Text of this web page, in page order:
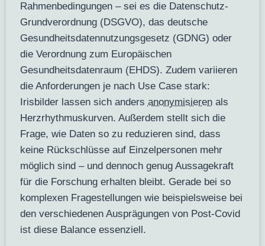
Rahmenbedingungen – sei es die Datenschutz-
Grundverordnung (DSGVO), das deutsche
Gesundheitsdatennutzungsgesetz (GDNG) oder
die Verordnung zum Europäischen
Gesundheitsdatenraum (EHDS). Zudem variieren
die Anforderungen je nach Use Case stark:
Irisbilder lassen sich anders anonymisierenals
Herzrhythmuskurven. Außerdem stellt sich die
Frage, wie Daten so zu reduzieren sind, dass
keine Rückschlüsse auf Einzelpersonen mehr
möglich sind – und dennoch genug Aussagekraft
für die Forschung erhalten bleibt. Gerade bei so
komplexen Fragestellungen wie beispielsweise bei
den verschiedenen Ausprägungen von Post‑Covid
ist diese Balance essenziell.